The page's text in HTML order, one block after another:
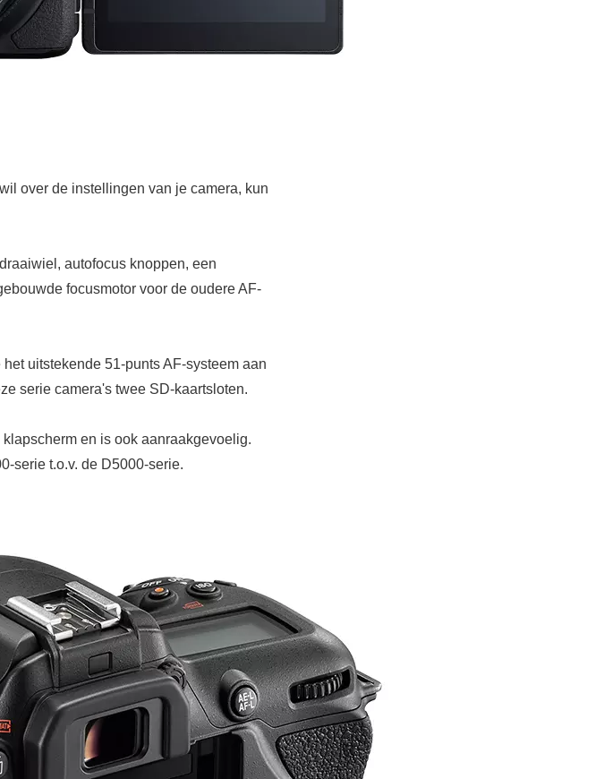
over de instellingen van je camera, kun
autofocus knoppen, een
focusmotor voor de oudere AF-
uitstekende 51-punts AF-systeem aan
serie camera's twee SD-kaartsloten.
en is ook aanraakgevoelig.
serie t.o.v. de D5000-serie.